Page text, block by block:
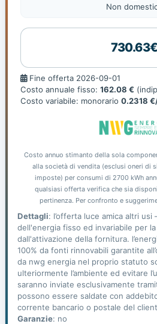
Non
730.63€
Fine
offerta
Fine offerta 2026-09-01
Costo annuale fisso: 162.08 €
Costo variabile: monorario 0.2318
Costo annuo stimanto della sola
alla società di vendita (esclusi oneri di
imposte) per consumi di 2700 kWh
qualsiasi offerta verifica che sia
pertinenza. Per confronto e
Dettagli: l’offerta luce amica altri
dell'energia fisso ed invariabile per
dall'attivazione della fornitura.
100% da fonti rinnovabili garantite
da nwg energia nel proprio statuto
ulteriormente l’ambiente ed evitare
saranno inviate esclusivamente
possono essere saldate con
corrente bancario o postale del
Garanzie: no